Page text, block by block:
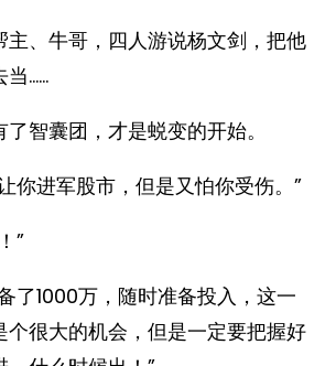
主、牛哥，四人游说杨文剑，把他
当……
智囊团，才是蜕变的开始。
你进军股市，但是又怕你受伤。”
”
了1000万，随时准备投入，这一
个很大的机会，但是一定要把握好